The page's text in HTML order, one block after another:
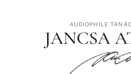
AUDIOPHILE
JANCSA